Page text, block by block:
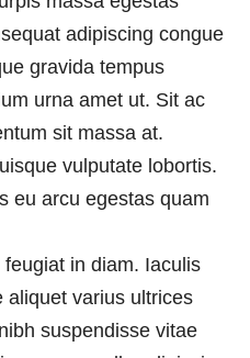
adipiscing congue
gravida tempus
urna amet ut. Sit ac
sit massa at.
vulputate lobortis.
eu arcu egestas quam
in diam. Iaculis
aliquet varius ultrices
suspendisse vitae